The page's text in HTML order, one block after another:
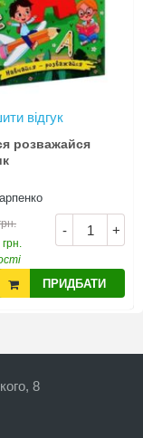
відгук
розважайся
- +
грн.
ПРИДБАТИ
8